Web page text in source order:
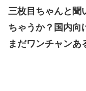
三枚目ちゃんと聞
ちゃうか？国内向
まだワンチャンあ